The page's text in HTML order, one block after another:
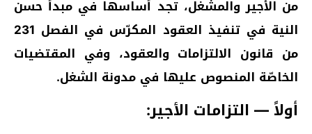
من الأجير والمشغل، تجد أساسها في مبدأ حسن
النية في تنفيذ العقود المكرّس في الفصل 231
من قانون الالتزامات والعقود، وفي المقتضيات
الخاصّة المنصوص عليها في مدونة الشغل.
أولاً — التزامات الأجير: